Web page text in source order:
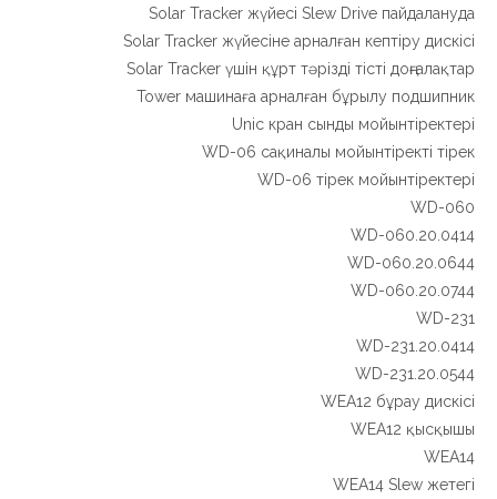
Solar Tracker жүйесі Slew Drive пайдалануда
Solar Tracker жүйесіне арналған кептіру дискісі
Solar Tracker үшін құрт тәрізді тісті доңғалақтар
Tower машинаға арналған бұрылу подшипник
Unic кран сынды мойынтіректері
WD-06 сақиналы мойынтіректі тірек
WD-06 тірек мойынтіректері
WD-060
WD-060.20.0414
WD-060.20.0644
WD-060.20.0744
WD-231
WD-231.20.0414
WD-231.20.0544
WEA12 бұрау дискісі
WEA12 қысқышы
WEA14
WEA14 Slew жетегі